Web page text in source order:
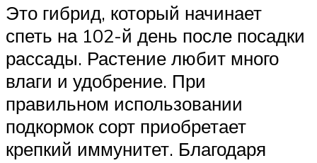
Это гибрид, который начинает
спеть на 102-й день после посадки
рассады. Растение любит много
влаги и удобрение. При
правильном использовании
подкормок сорт приобретает
крепкий иммунитет. Благодаря